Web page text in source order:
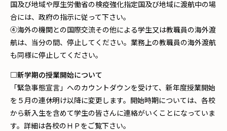
国及び地域や厚生労働省の検疫強化指定国及び地域に渡航中の場
合には、政府の指示に従って下さい。
④海外の機関との国際交流その他による学生又は教職員の海外渡
航は、当分の間、停止してください。業務上の教職員の海外渡航
も同様に停止してください。
□新学期の授業開始について
「緊急事態宣言」へのカウントダウンを受けて、新年度授業開始
を５月の連休明け以降に変更します。開始時期については、各校
から新入生を含めて学生の皆さんに連絡がいくことになっていま
す。詳細は各校のＨＰをご覧下さい。